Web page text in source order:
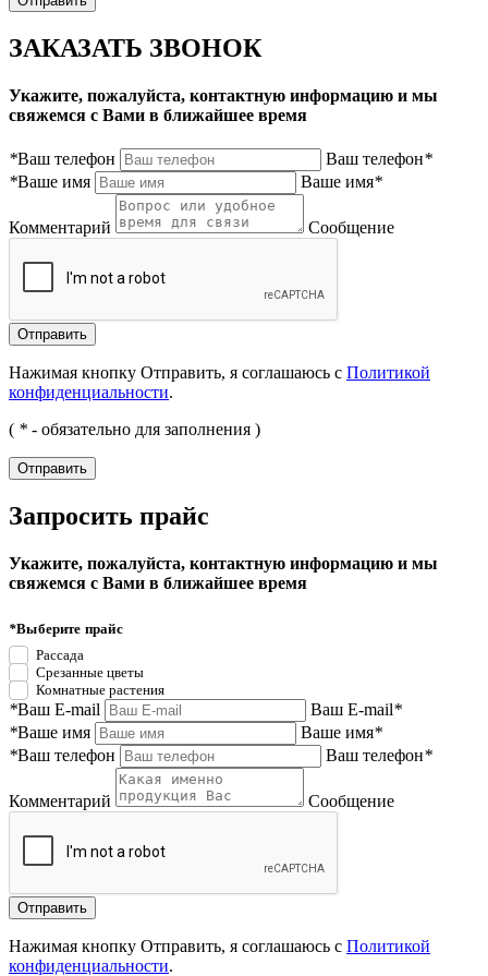
ЗАКАЗАТЬ ЗВОНОК
Укажите, пожалуйста, контактную информацию и мы
свяжемся с Вами в ближайшее время
*Ваш телефон Ваш телефон*
*Ваше имя Ваше имя*
Комментарий Сообщение
Нажимая кнопку Отправить, я соглашаюсь с Политикой
конфиденциальности.
( * - обязательно для заполнения )
Запросить прайс
Укажите, пожалуйста, контактную информацию и мы
свяжемся с Вами в ближайшее время
*Выберите прайс
Рассада
Срезанные цветы
Комнатные растения
*Ваш E-mail Ваш E-mail*
*Ваше имя Ваше имя*
*Ваш телефон Ваш телефон*
Комментарий Сообщение
Нажимая кнопку Отправить, я соглашаюсь с Политикой
конфиденциальности.